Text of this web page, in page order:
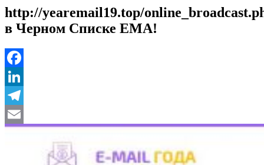
http://yearemail19.top/
в Черном Списке ЕМА!
Facebook
LinkedIn
Telegram